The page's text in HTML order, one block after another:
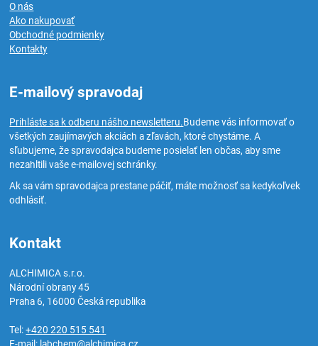
O nás
Ako nakupovať
Obchodné podmienky
Kontakty
E-mailový spravodaj
Prihláste sa k odberu nášho newsletteru.Budeme vás informovať o
všetkých zaujímavých akciách a zľavách, ktoré chystáme. A
sľubujeme, že spravodajca budeme posielať len občas, aby sme
nezahltili vaše e-mailovej schránky.
Ak sa vám spravodajca prestane páčiť, máte možnosť sa kedykoľvek
odhlásiť.
Kontakt
ALCHIMICA s.r.o.
Národní obrany 45
Praha 6, 16000Česká republika
Tel:+420 220 515 541